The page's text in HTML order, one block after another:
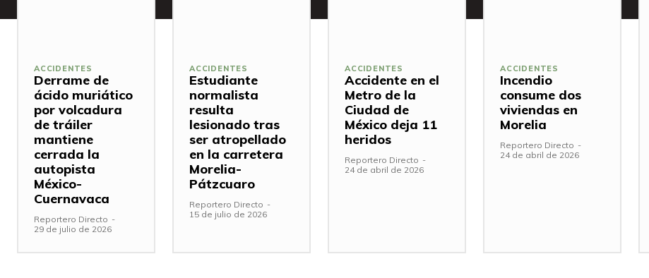
ACCIDENTES
Derrame de
ácido muriático
por volcadura
de tráiler
mantiene
cerrada la
autopista
México-
Cuernavaca
Reportero Directo -
29 de julio de 2026
ACCIDENTES
Estudiante
normalista
resulta
lesionado tras
ser atropellado
en la carretera
Morelia-
Pátzcuaro
Reportero Directo -
15 de julio de 2026
ACCIDENTES
Accidente en el
Metro de la
Ciudad de
México deja 11
heridos
Reportero Directo -
24 de abril de 2026
ACCIDENTES
Incendio
consume dos
viviendas en
Morelia
Reportero Directo -
24 de abril de 2026